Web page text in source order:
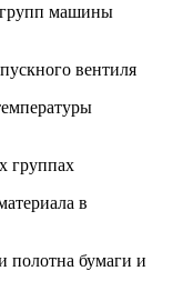
групп машины
вентиля
группах
в
полотна бумаги и